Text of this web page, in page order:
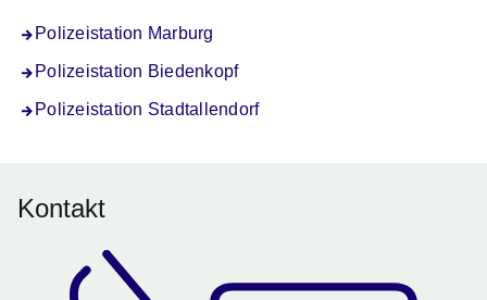
Polizeistation Marburg
Polizeistation Biedenkopf
Polizeistation Stadtallendorf
Kontakt